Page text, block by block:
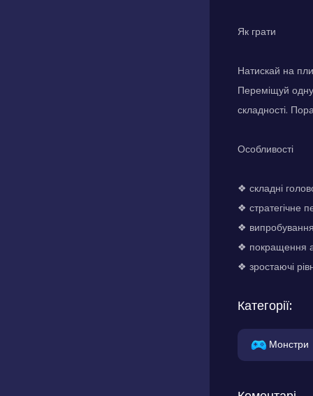
Як грати
Натискай на
Переміщуй одну
складності.
Особливості
❖ складні
❖ стратегічне
❖ випробування
❖ покращення
❖ зростаючі
Категорії:
Монстри